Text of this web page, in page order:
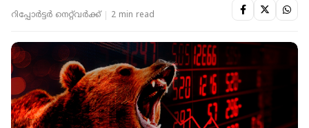
റിപ്പോർട്ടർ നെറ്റ്‌വര്‍ക്ക്‌ 2 min read